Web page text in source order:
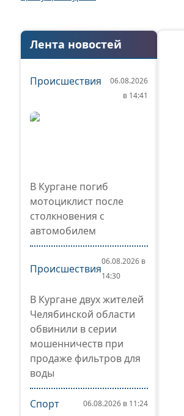
Лента новостей
Происшествия
06.08.2026
в 14:41
В Кургане погиб
мотоциклист после
столкновения с
автомобилем
Происшествия
06.08.2026 в
14:30
В Кургане двух жителей
Челябинской области
обвинили в серии
мошенничеств при
продаже фильтров для
воды
Спорт 06.08.2026 в 11:24